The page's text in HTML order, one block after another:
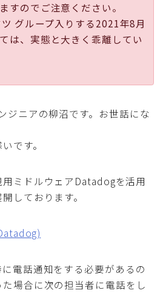
すのでご注意ください。
グループ入りする2021年8月
は、実態と大きく乖離してい
ジニアの柳沼です。お世話にな
です。
ミドルウェアDatadogを活用
しております。
電話通知をする必要があるの
場合に次の担当者に電話をし